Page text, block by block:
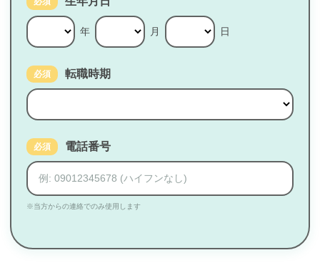
年 月 日
必須 転職時期
必須 電話番号
※当方からの連絡でのみ使用します